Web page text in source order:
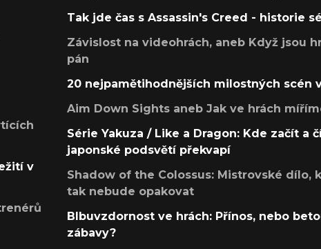
v
Tak jde čas s Assassin's Creed - historie
Závislost na videohrách, aneb Když jsou
pán
20 nejpamětihodnějších milostných scén
Aim Down Sights aneb Jak ve hrách
Série Yakuza / Like a Dragon: Kde začít a
japonské podsvětí překvapí
Shadow of the Colossus: Mistrovské dílo,
tak nebude opakovat
Blbuvzdornost ve hrách: Přínos, nebo
zábavy?